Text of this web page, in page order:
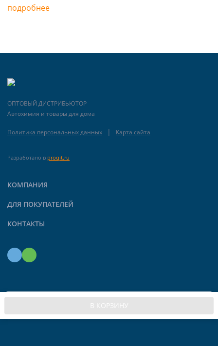
В КОРЗИНУ
подробнее
ОПТОВЫЙ ДИСТРИБЬЮТОР
Автохимия и товары для дома
Политика персональных данных | Карта сайта
Разработано в proqit.ru
КОМПАНИЯ
ДЛЯ ПОКУПАТЕЛЕЙ
КОНТАКТЫ